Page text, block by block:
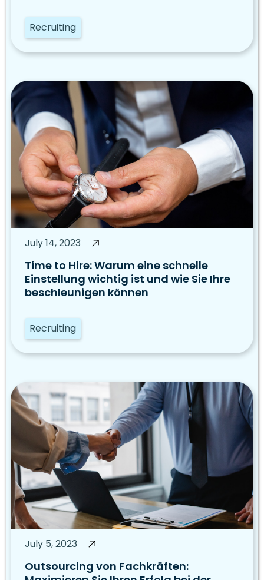
Recruiting
July 14, 2023
Time to Hire: Warum eine schnelle
Einstellung wichtig ist und wie Sie Ihre
beschleunigen können
Recruiting
July 5, 2023
Outsourcing von Fachkräften: